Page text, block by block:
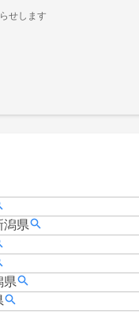
せします
潟県
県